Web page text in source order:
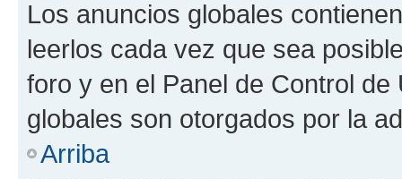
Los anuncios globales
leerlos cada vez que sea
foro y en el Panel de Control
globales son otorgados por la
Arriba